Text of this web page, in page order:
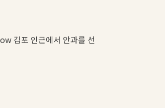
김포 인근에서 안과를 선